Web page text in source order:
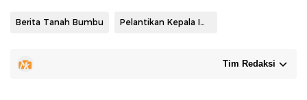
Berita Tanah Bumbu Pelantikan Kepala Imigrasi Batulicin
Tim Redaksi